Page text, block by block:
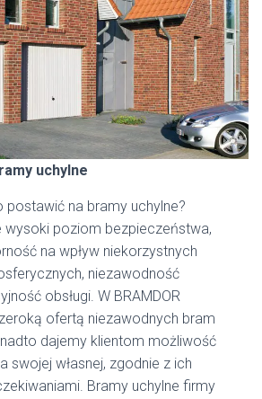
uchylne
postawić na bramy uchylne?
wysoki poziom bezpieczeństwa,
na wpływ niekorzystnych
niezawodność
obsługi. W BRAMDOR
ofertą niezawodnych bram
dajemy klientom możliwość
swojej własnej, zgodnie z ich
Bramy uchylne firmy